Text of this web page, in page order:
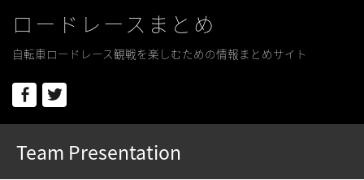
ロードレースまとめ
自転車ロードレース観戦を楽しむための情報まとめサイト
Facebook
Team Presentation